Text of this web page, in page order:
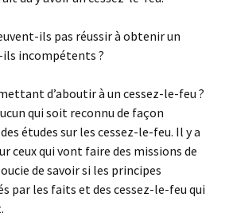
ils pas réussir à obtenir un
ils incompétents ?
d’aboutir à un cessez-le-feu ?
qui soit reconnu de façon
études sur les cessez-le-feu. Il y a
ceux qui vont faire des missions de
de savoir si les principes
par les faits et des cessez-le-feu qui